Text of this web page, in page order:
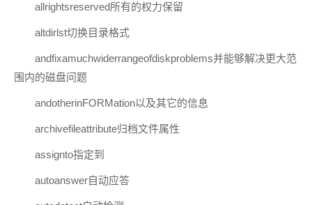
allrightsreserved所有的权力保留
altdirlst切换目录格式
andfixamuchwiderrangeofdiskproblems并能够解决更大范
围内的磁盘问题
andotherinFORMation以及其它的信息
archivefileattribute归档文件属性
assignto指定到
autoanswer自动应答